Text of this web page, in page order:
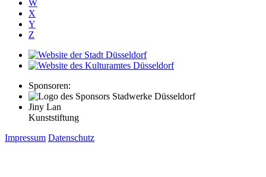
W
X
Y
Z
Sponsoren:
Jiny Lan
Kunststiftung
Impressum Datenschutz